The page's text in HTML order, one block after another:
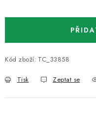
Kód zboží: TC_33858
Tisk Zeptat se